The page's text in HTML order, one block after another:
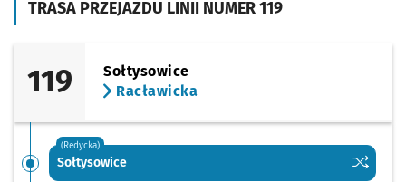
TRASA PRZEJAZDU LINII NUMER 119
119
Sołtysowice
Racławicka
(Redycka)
Sołtysowice Sprawdź